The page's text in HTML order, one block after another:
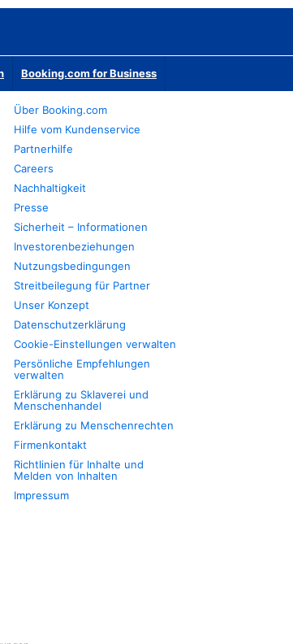
Booking.com for Business
Über Booking.com
Hilfe vom Kundenservice
Partnerhilfe
Careers
Nachhaltigkeit
Presse
Sicherheit – Informationen
Investorenbeziehungen
Nutzungsbedingungen
Streitbeilegung für Partner
Unser Konzept
Datenschutzerklärung
Cookie-Einstellungen verwalten
Persönliche Empfehlungen
verwalten
Erklärung zu Sklaverei und
Menschenhandel
Erklärung zu Menschenrechten
Firmenkontakt
Richtlinien für Inhalte und
Melden von Inhalten
Impressum